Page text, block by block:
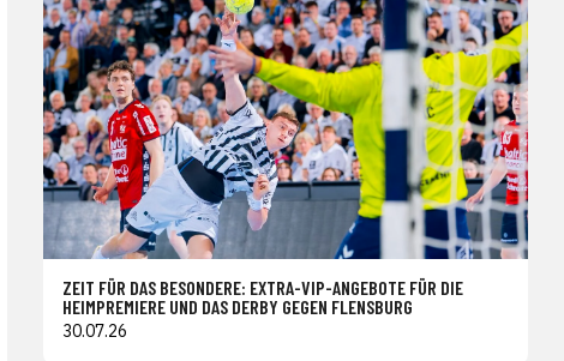
ZEIT FÜR DAS BESONDERE: EXTRA-VIP-ANGEBOTE FÜR DIE
HEIMPREMIERE UND DAS DERBY GEGEN FLENSBURG
30.07.26